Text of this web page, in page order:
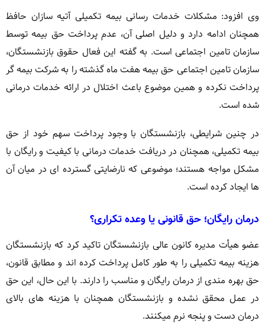
وی افزود: مشکلات خدمات رسانی بیمه تکمیلی آتیه سازان حافظ
همچنان ادامه دارد و دلیل اصلی آن، عدم پرداخت حق بیمه توسط
سازمان تامین اجتماعی است. به گفته این فعال حقوق بازنشستگان،
سازمان تامین اجتماعی حق بیمه هفت ماه گذشته را به شرکت بیمه گر
پرداخت نکرده و همین موضوع باعث اختلال در ارائه خدمات درمانی
شده است.
در چنین شرایطی، بازنشستگان با وجود پرداخت سهم خود از حق
بیمه تکمیلی، همچنان در دریافت خدمات درمانی با کیفیت و رایگان با
مشکل مواجه هستند؛ موضوعی که نارضایتی گسترده ای در میان آن
ها ایجاد کرده است.
درمان رایگان؛ حق قانونی یا وعده تکراری؟
عضو هیأت مدیره کانون عالی بازنشستگان تاکید کرد که بازنشستگان
هزینه بیمه تکمیلی را به طور کامل پرداخت کرده اند و مطابق قانون،
حق بهره مندی از درمان رایگان و مناسب را دارند. با این حال، این حق
در عمل محقق نشده و بازنشستگان همچنان با هزینه های بالای
درمان دست و پنجه نرم میکنند.